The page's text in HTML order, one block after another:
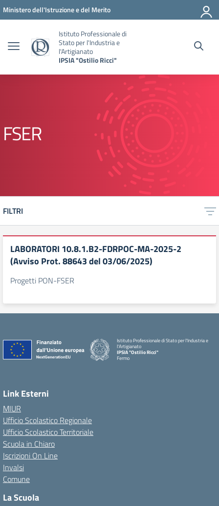
Vai ai contenuti
Vai al menu di navigazione
Vai al footer
Ministero dell'Istruzione e del Merito
Istituto Professionale di
Stato per l'Industria e
l'Artigianato
IPSIA "Ostilio Ricci"
FSER
FILTRI
LABORATORI 10.8.1.B2-FDRPOC-MA-2025-2
(Avviso Prot. 88643 del 03/06/2025)
Progetti PON-FSER
Istituto Professionale di Stato per l'Industria e
l'Artigianato
IPSIA "Ostilio Ricci"
Fermo
Link Esterni
MIUR
Ufficio Scolastico Regionale
Ufficio Scolastico Territoriale
Scuola in Chiaro
Iscrizioni On Line
Invalsi
Comune
La Scuola